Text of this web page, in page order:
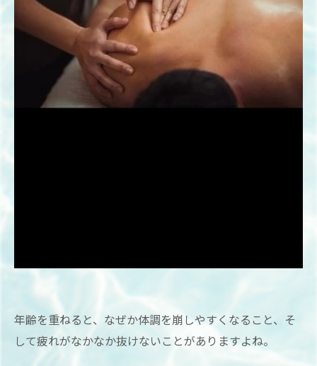
年齢を重ねると、なぜか体調を崩しやすくなること、そ
して疲れがなかなか抜けないことがありますよね。